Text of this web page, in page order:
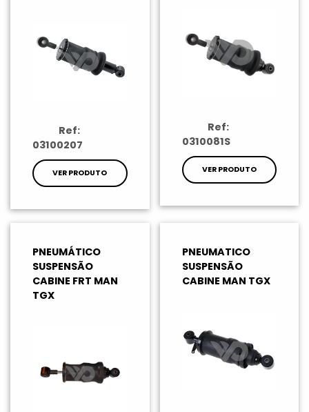
Ref:
03100207
VER PRODUTO
Ref:
0310081S
VER PRODUTO
PNEUMÁTICO
SUSPENSÃO
CABINE FRT MAN
TGX
PNEUMATICO
SUSPENSÃO
CABINE MAN TGX